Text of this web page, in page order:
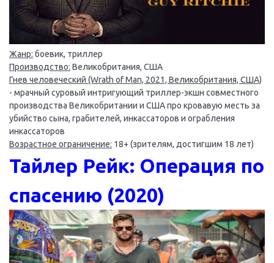
Жанр: боевик, триллер
Производство: Великобритания, США
Гнев человеческий (Wrath of Man, 2021, Великобритания, США)
- мрачный суровый интригующий триллер-экшн совместного
производства Великобритании и США про кровавую месть за
убийство сына, грабителей, инкассаторов и ограбления
инкассаторов
Возрастное ограничение: 18+ (зрителям, достигшим 18 лет)
Тайлер Рейк: Операция по
спасению (2020)